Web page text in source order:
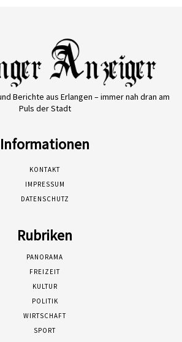
Berichte aus Erlangen – immer nah dran am
Puls der Stadt
Informationen
KONTAKT
IMPRESSUM
DATENSCHUTZ
Rubriken
PANORAMA
FREIZEIT
KULTUR
POLITIK
WIRTSCHAFT
SPORT